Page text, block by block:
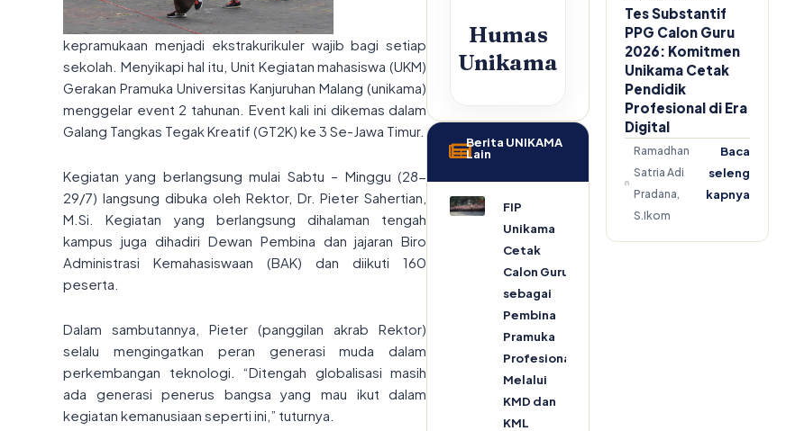
kepramukaan menjadi ekstrakurikuler wajib bagi setiap
sekolah. Menyikapi hal itu, Unit Kegiatan mahasiswa (UKM)
Gerakan Pramuka Universitas Kanjuruhan Malang (unikama)
menggelar event 2 tahunan. Event kali ini dikemas dalam
Galang Tangkas Tegak Kreatif (GT2K) ke 3 Se-Jawa Timur.
Kegiatan yang berlangsung mulai Sabtu – Minggu (28-
29/7) langsung dibuka oleh Rektor, Dr. Pieter Sahertian,
M.Si. Kegiatan yang berlangsung dihalaman tengah
kampus juga dihadiri Dewan Pembina dan jajaran Biro
Administrasi Kemahasiswaan (BAK) dan diikuti 160
peserta.
Dalam sambutannya, Pieter (panggilan akrab Rektor)
selalu mengingatkan peran generasi muda dalam
perkembangan teknologi. “Ditengah globalisasi masih
ada generasi penerus bangsa yang mau ikut dalam
kegiatan kemanusiaan seperti ini,” tuturnya.
Humas
Unikama
Berita UNIKAMA
Lain
FIP
Unikama
Cetak
Calon Guru
sebagai
Pembina
Pramuka
Profesional
Melalui
KMD dan
KML
Tes Substantif
PPG Calon Guru
2026: Komitmen
Unikama Cetak
Pendidik
Profesional di Era
Digital
Ramadhan
Satria Adi
Pradana,
S.Ikom
Baca
seleng
kapnya